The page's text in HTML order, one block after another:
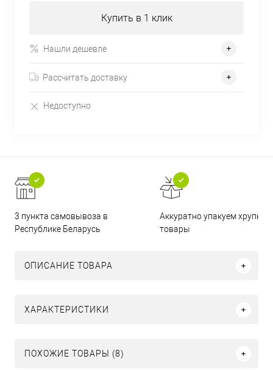
Купить в 1 клик
Нашли дешевле
Рассчитать доставку
Недоступно
3 пункта самовывоза в
Республике Беларусь
Аккуратно упакуем хрупкие
товары
ОПИСАНИЕ ТОВАРА
ХАРАКТЕРИСТИКИ
ПОХОЖИЕ ТОВАРЫ (8)